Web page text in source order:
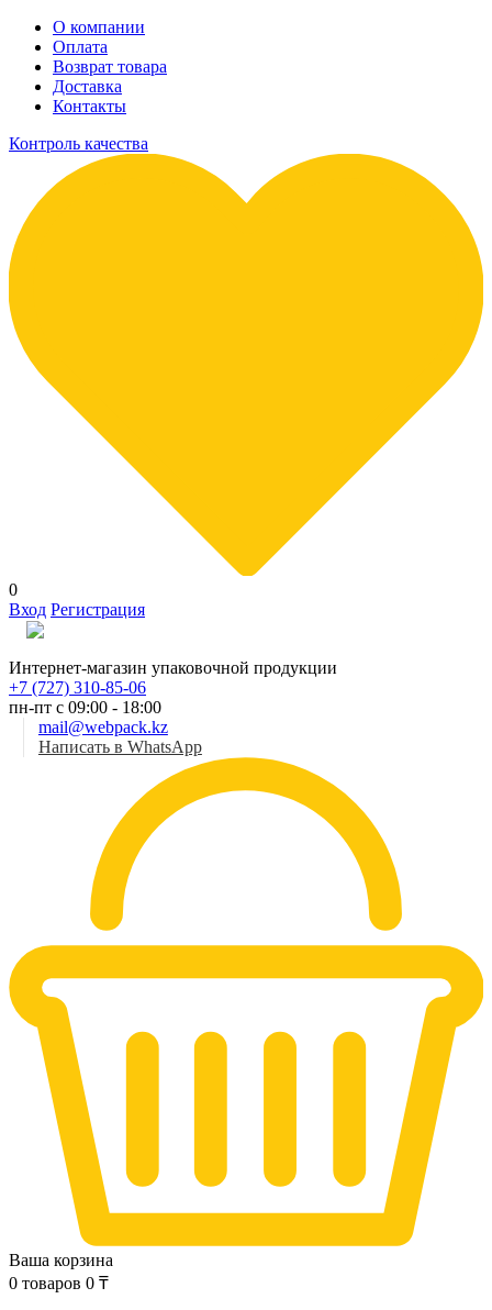
О компании
Оплата
Возврат товара
Доставка
Контакты
Контроль качества
0
Вход Регистрация
Интернет-магазин упаковочной продукции
+7 (727) 310-85-06
пн-пт с 09:00 - 18:00
mail@webpack.kz
Написать в WhatsApp
Ваша корзина
0 товаров 0 ₸